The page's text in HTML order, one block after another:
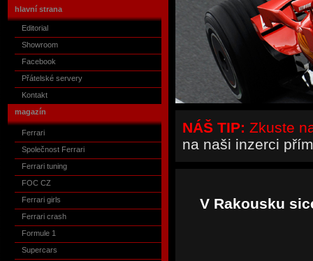
hlavní strana
Editorial
Showroom
Facebook
Přátelské servery
Kontakt
magazín
Ferrari
Společnost Ferrari
Ferrari tuning
FOC CZ
Ferrari girls
Ferrari crash
Formule 1
Supercars
NÁŠ TIP: Zkuste
na naši inzerci
V Rakousku